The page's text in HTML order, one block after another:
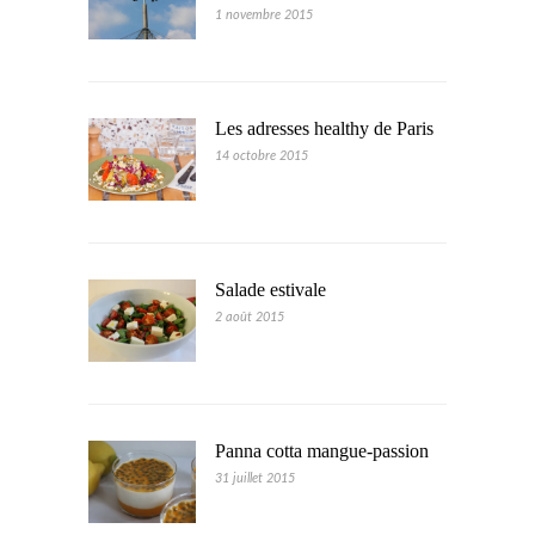
1 novembre 2015
Les adresses healthy de Paris
14 octobre 2015
Salade estivale
2 août 2015
Panna cotta mangue-passion
31 juillet 2015